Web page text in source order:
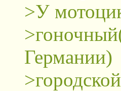
>У
Германии)